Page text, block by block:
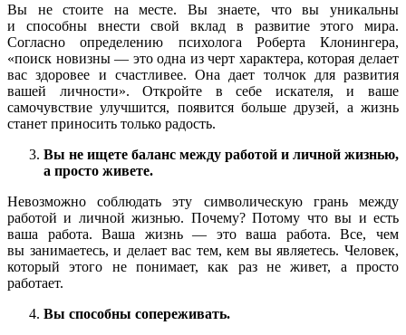
Вы не стоите на месте. Вы знаете, что вы уникальны
и способны внести свой вклад в развитие этого мира.
Согласно определению психолога Роберта Клонингера,
«поиск новизны — это одна из черт характера, которая делает
вас здоровее и счастливее. Она дает толчок для развития
вашей личности». Откройте в себе искателя, и ваше
самочувствие улучшится, появится больше друзей, а жизнь
станет приносить только радость.
Вы не ищете баланс между работой и личной жизнью,
а просто живете.
Невозможно соблюдать эту символическую грань между
работой и личной жизнью. Почему? Потому что вы и есть
ваша работа. Ваша жизнь — это ваша работа. Все, чем
вы занимаетесь, и делает вас тем, кем вы являетесь. Человек,
который этого не понимает, как раз не живет, а просто
работает.
Вы способны сопереживать.